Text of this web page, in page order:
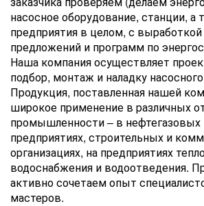
насосное оборудование, станции, а
предприятия в целом, с
предложений и программ по
Наша компания осуществляет
подбор, монтаж и наладку
Продукция, поставленная нашей
широкое применение в различных
промышленности – в нефтегазовых
предприятиях, строительных и
организациях, на предприятиях
водоснабжения и водоотведения.
активно сочетаем опыт
мастеров.